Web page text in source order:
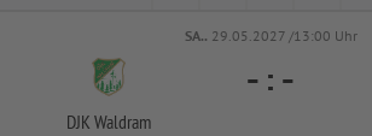
SA.. 29.05.2027 /13:00 Uhr
DJK Waldram
- : -